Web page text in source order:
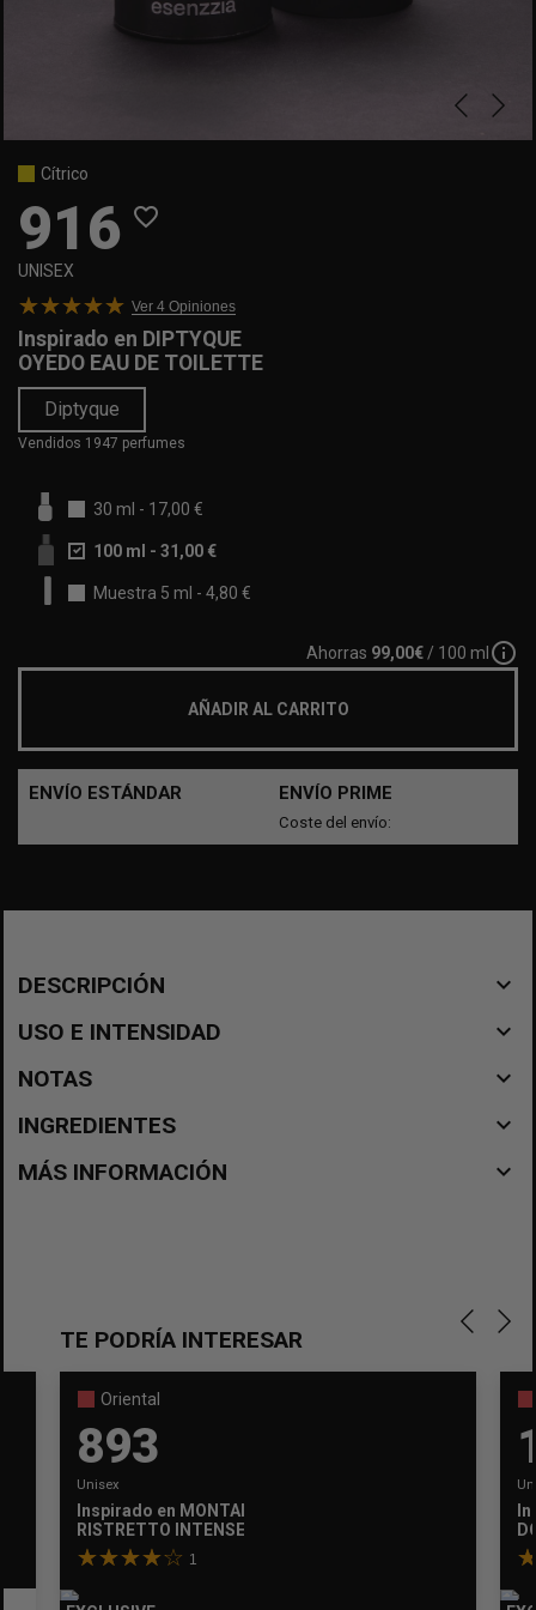
Cítrico
916 favorite_border
UNISEX
Ver 4 Opiniones
Inspirado en DIPTYQUE
OYEDO EAU DE TOILETTE
Diptyque
Vendidos 1947 perfumes
30 ml - 17,00 €
100 ml - 31,00 €
Muestra 5 ml - 4,80 €
Ahorras 99,00€ / 100 mlinfo_outline
AÑADIR AL CARRITO
ENVÍO ESTÁNDAR ENVÍO PRIME
Coste del envío:
DESCRIPCIÓN navigate_before
USO E INTENSIDAD navigate_before
NOTAS navigate_before
INGREDIENTES navigate_before
MÁS INFORMACIÓN navigate_before
TE PODRÍA INTERESAR
Oriental
893
Unisex
Inspirado en MONTALE
RISTRETTO INTENSE CAFE
1